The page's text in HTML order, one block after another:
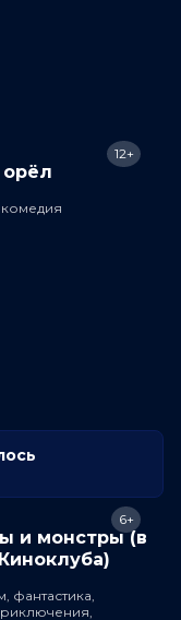
12+
и монстры (в
6+
фантастика,